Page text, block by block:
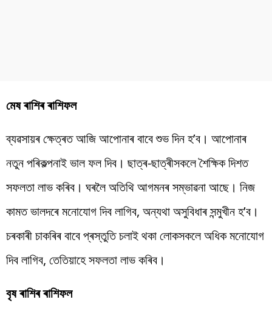
মেষ ৰাশিৰ ৰাশিফল
ব্যৱসায়ৰ ক্ষেত্ৰত আজি আপোনাৰ বাবে শুভ দিন হ’ব। আপোনাৰ
নতুন পৰিকল্পনাই ভাল ফল দিব। ছাত্ৰ-ছাত্ৰীসকলে শৈক্ষিক দিশত
সফলতা লাভ কৰিব। ঘৰলৈ অতিথি আগমনৰ সম্ভাৱনা আছে। নিজ
কামত ভালদৰে মনোযোগ দিব লাগিব, অন্যথা অসুবিধাৰ সন্মুখীন হ’ব।
চৰকাৰী চাকৰিৰ বাবে প্ৰস্তুতি চলাই থকা লোকসকলে অধিক মনোযোগ
দিব লাগিব, তেতিয়াহে সফলতা লাভ কৰিব।
বৃষ ৰাশিৰ ৰাশিফল